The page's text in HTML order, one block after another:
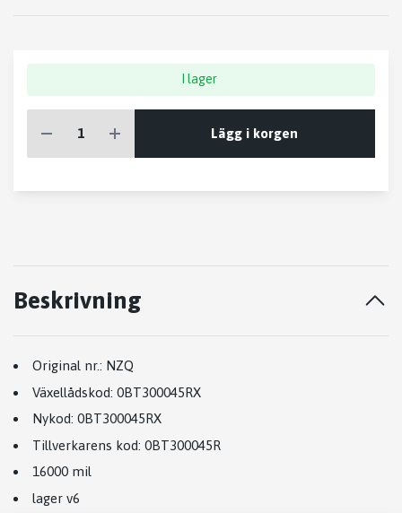
I lager
Lägg i korgen
Beskrivning
Original nr.: NZQ
Växellådskod: 0BT300045RX
Nykod: 0BT300045RX
Tillverkarens kod: 0BT300045R
16000 mil
lager v6